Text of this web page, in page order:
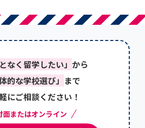
なく留学したい」 から
的な学校選び」 まで
にご相談ください！
面またはオンライン